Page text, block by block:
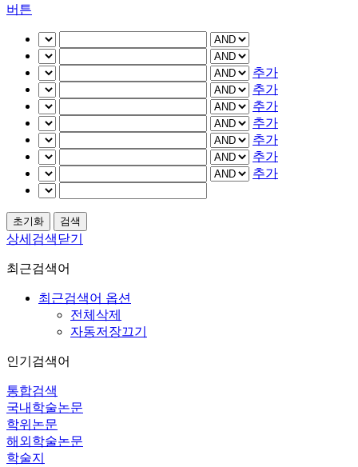
버튼
추가
추가
추가
추가
추가
추가
추가
상세검색닫기
최근검색어
최근검색어 옵션
전체삭제
자동저장끄기
인기검색어
통합검색
국내학술논문
학위논문
해외학술논문
학술지